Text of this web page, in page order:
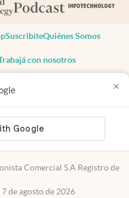
×
SuscribiteQuiénes Somos
con nosotros
reservados
3270
Comercial S.A Registro de
de agosto de 2026